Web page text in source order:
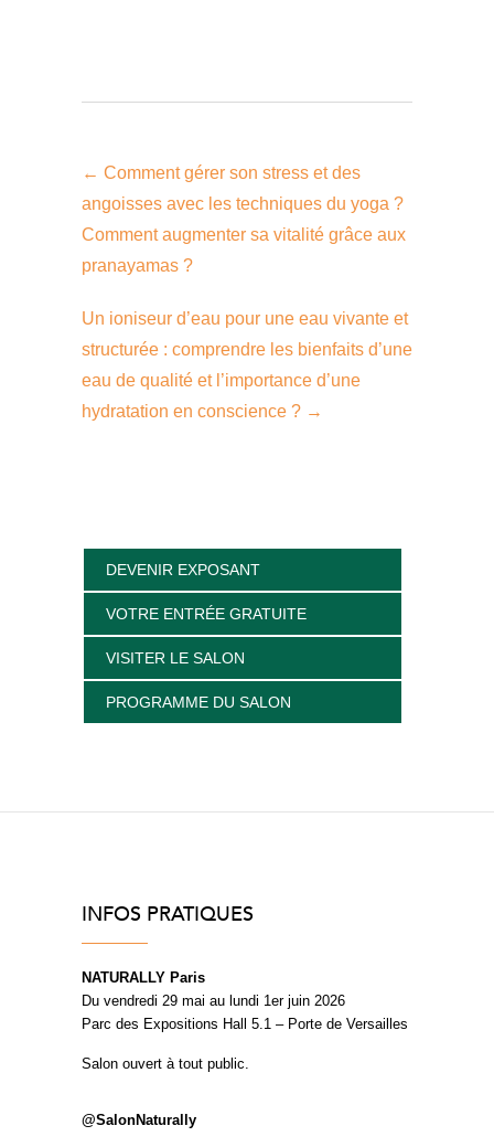
← Comment gérer son stress et des
angoisses avec les techniques du yoga ?
Comment augmenter sa vitalité grâce aux
pranayamas ?
Un ioniseur d’eau pour une eau vivante et
structurée : comprendre les bienfaits d’une
eau de qualité et l’importance d’une
hydratation en conscience ? →
DEVENIR EXPOSANT
VOTRE ENTRÉE GRATUITE
VISITER LE SALON
PROGRAMME DU SALON
INFOS PRATIQUES
NATURALLY Paris
Du vendredi 29 mai au lundi 1er juin 2026
Parc des Expositions Hall 5.1 – Porte de Versailles
Salon ouvert à tout public.
@SalonNaturally